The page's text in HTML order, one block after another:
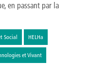
en passant par la
Social HELHa
et Vivant